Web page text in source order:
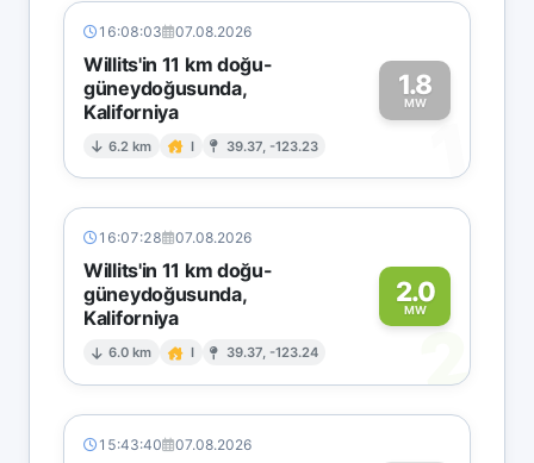
16:08:03 07.08.2026
Willits'in 11 km doğu-
güneydoğusunda,
Kaliforniya
6.2 km I 39.37, -123.23
1.8
MW
1
16:07:28 07.08.2026
Willits'in 11 km doğu-
güneydoğusunda,
Kaliforniya
6.0 km I 39.37, -123.24
2.0
MW
2
15:43:40 07.08.2026